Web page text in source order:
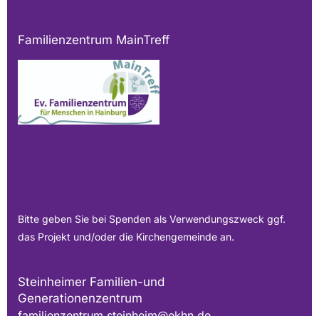
Familienzentrum MainTreff
Bitte geben Sie bei Spenden als Verwendungszweck ggf.
das Projekt und/oder die Kirchengemeinde an.
Steinheimer Familien-und
Generationenzentrum